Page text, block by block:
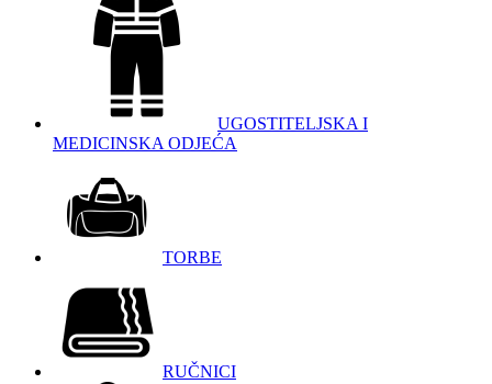
UGOSTITELJSKA I
MEDICINSKA ODJEĆA
TORBE
RUČNICI